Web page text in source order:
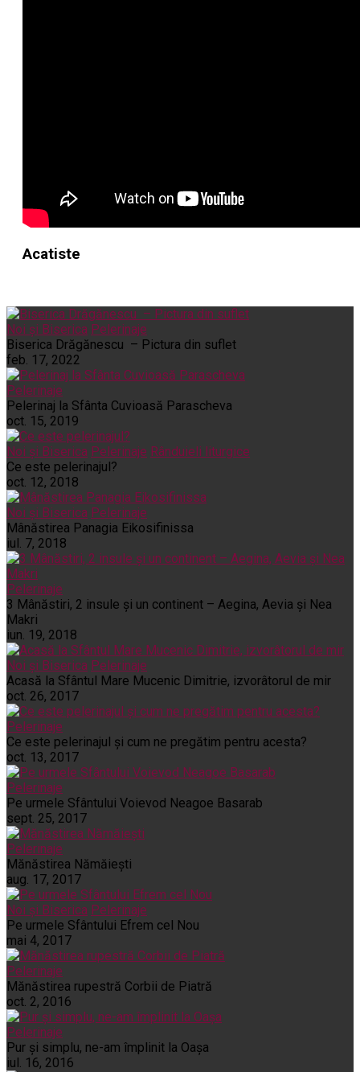
Acatiste
Noi și Biserica Pelerinaje
Biserica Drăgănescu – Pictura din suflet
feb. 17, 2022
Pelerinaje
Pelerinaj la Sfânta Cuvioasă Parascheva
oct. 15, 2019
Noi și Biserica Pelerinaje Rânduieli liturgice
Ce este pelerinajul?
oct. 12, 2018
Noi și Biserica Pelerinaje
Mânăstirea Panagia Eikosifinissa
iul. 7, 2018
Pelerinaje
3 Mânăstiri, 2 insule și un continent – Aegina, Aevia și Nea
Makri
iun. 19, 2018
Noi și Biserica Pelerinaje
Acasă la Sfântul Mare Mucenic Dimitrie, izvorâtorul de mir
oct. 26, 2017
Pelerinaje
Ce este pelerinajul şi cum ne pregătim pentru acesta?
oct. 13, 2017
Pelerinaje
Pe urmele Sfântului Voievod Neagoe Basarab
sept. 25, 2017
Pelerinaje
Mănăstirea Nămăiești
aug. 17, 2017
Noi și Biserica Pelerinaje
Pe urmele Sfântului Efrem cel Nou
mai 4, 2017
Pelerinaje
Mănăstirea rupestră Corbii de Piatră
oct. 2, 2016
Pelerinaje
Pur şi simplu, ne-am împlinit la Oaşa
iul. 16, 2016